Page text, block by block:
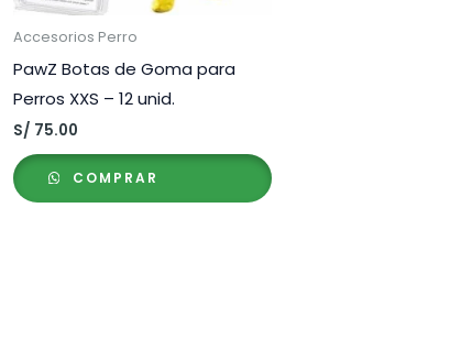
Accesorios Perro
PawZ Botas de Goma para
Perros XXS – 12 unid.
S/ 75.00
COMPRAR